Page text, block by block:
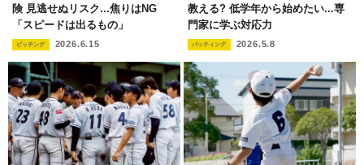
険 見逃せぬリスク...焦りはNG
「スピードは出るもの」
ピッチング 2026.6.15
教える? 低学年から始めたい...専
門家に学ぶ対応力
バッティング 2026.5.8